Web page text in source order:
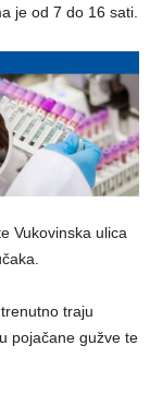
je od 7 do 16 sati.
Vukovinska ulica
traju
pojačane gužve te